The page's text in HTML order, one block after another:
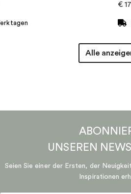
€
Alle
UNSEREN
Seien Sie einer der Ersten, der
Inspirationen